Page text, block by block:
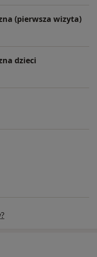
(pierwsza wizyta)
dzieci